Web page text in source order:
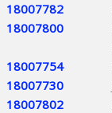
18007782
18007800
18007754
18007730
18007802